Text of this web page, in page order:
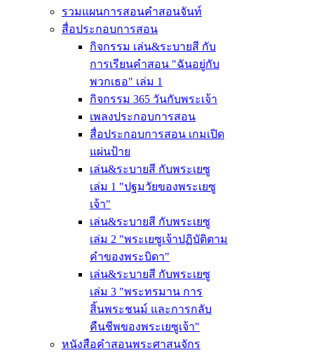
รวมแผนการสอนคำสอนจันท์
สื่อประกอบการสอน
กิจกรรม เล่น&ระบายสี กับ
การเรียนคำสอน "ฉันอยู่กับ
พวกเธอ" เล่ม 1
กิจกรรม 365 วันกับพระเจ้า
เพลงประกอบการสอน
สื่อประกอบการสอน เกมเปิด
แผ่นป้าย
เล่น&ระบายสี กับพระเยซู
เล่ม 1 "ปฐมวัยของพระเยซู
เจ้า"
เล่น&ระบายสี กับพระเยซู
เล่ม 2 "พระเยซูเจ้าปฏิบัติตาม
คำของพระบิดา"
เล่น&ระบายสี กับพระเยซู
เล่ม 3 "พระทรมาน การ
สิ้นพระชนม์ และการกลับ
คืนชีพของพระเยซูเจ้า"
หนังสือคำสอนพระศาสนจักร